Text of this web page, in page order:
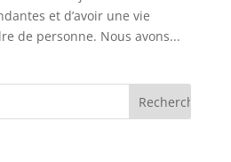
et d’avoir une vie
de personne. Nous avons...